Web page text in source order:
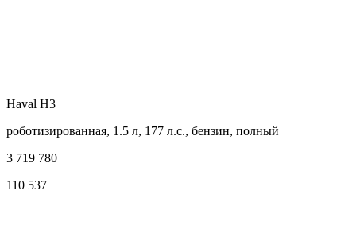
Haval H3
роботизированная, 1.5 л, 177 л.с., бензин, полный
3 719 780
110 537